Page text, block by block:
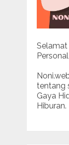
Selamat
tentang
Gaya